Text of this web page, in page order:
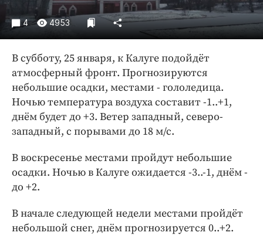
Происшествия
Спорт
ПРОЕКТЫ
Блоги
Издания
Медиаперсона
Клиника года
Бренд года
4 4953
В субботу, 25 января, к Калуге подойдёт
атмосферный фронт. Прогнозируются
небольшие осадки, местами - гололедица.
Ночью температура воздуха составит -1..+1,
днём будет до +3. Ветер западный, северо-
западный, с порывами до 18 м/с.
В воскресенье местами пройдут небольшие
осадки. Ночью в Калуге ожидается -3..-1, днём -
до +2.
В начале следующей недели местами пройдёт
небольшой снег, днём прогнозируется 0..+2.